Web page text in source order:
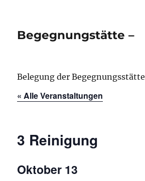
Begegnungstätte –
Belegung der Begegnungsstätte
« Alle Veranstaltungen
3 Reinigung
Oktober 13